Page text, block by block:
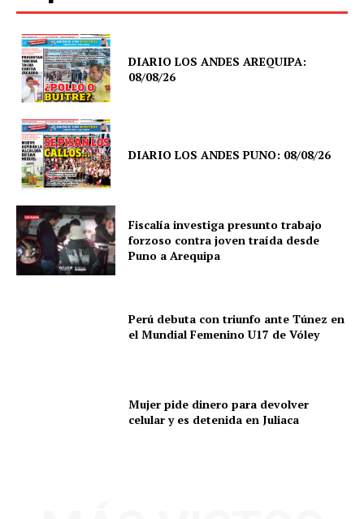
DIARIO LOS ANDES AREQUIPA:
08/08/26
DIARIO LOS ANDES PUNO: 08/08/26
Fiscalía investiga presunto trabajo
forzoso contra joven traída desde
Puno a Arequipa
Perú debuta con triunfo ante Túnez en
el Mundial Femenino U17 de Vóley
Mujer pide dinero para devolver
celular y es detenida en Juliaca